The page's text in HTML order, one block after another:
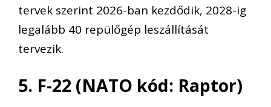
tervek szerint 2026-ban kezdődik, 2028-ig
legalább 40 repülőgép leszállítását
tervezik.
5. F-22 (NATO kód: Raptor)